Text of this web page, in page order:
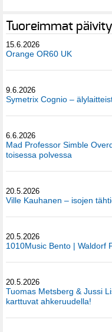
Tuoreimmat
15.6.2026
Orange OR60 UK
9.6.2026
Symetrix Cognio –
6.6.2026
Mad Professor Simble
toisessa polvessa
20.5.2026
Ville Kauhanen – isojen
20.5.2026
1010Music Bento | Waldorf
20.5.2026
Tuomas Metsberg & Jussi
karttuvat ahkeruudella!